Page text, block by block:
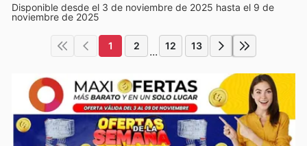
Disponible desde el 3 de noviembre de 2025 hasta el 9 de
noviembre de 2025
1 2 ... 12 13